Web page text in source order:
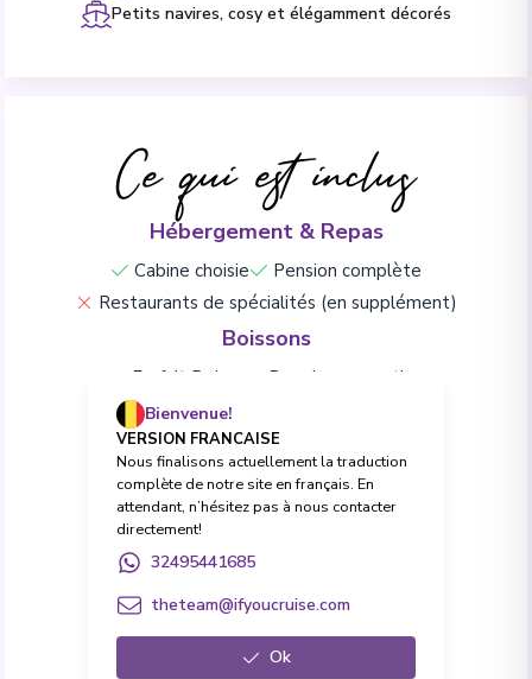
Petits navires, cosy et élégamment décorés
Ce qui est inclus
Hébergement & Repas
Cabine choisie
Pension complète
Restaurants de spécialités (en supplément)
Boissons
Forfait Boissons Premium en option
Toutes boissons (softs et alcool)
Excursions
Excursions à terre
Frais & Formalités
Pourboires et frais de service
Animations à bord
Bienvenue!
VERSION FRANCAISE
Nous finalisons actuellement la traduction
complète de notre site en français. En
attendant, n’hésitez pas à nous contacter
directement!
32495441685
theteam@ifyoucruise.com
Ok